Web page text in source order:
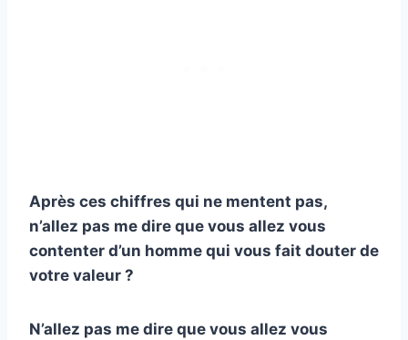
Après ces chiffres qui ne mentent pas,
n’allez pas me dire que vous allez vous
contenter d’un homme qui vous fait douter de
votre valeur ?
N’allez pas me dire que vous allez vous